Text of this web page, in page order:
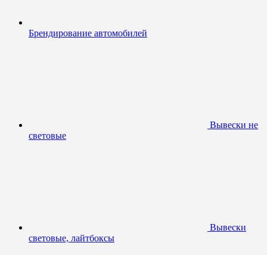
Брендирование автомобилей
Вывески не
световые
Вывески
световые, лайтбоксы